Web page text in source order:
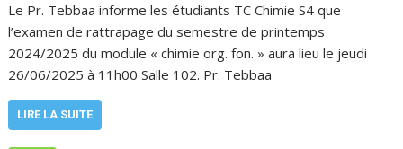
Le Pr. Tebbaa informe les étudiants TC Chimie S4 que
l’examen de rattrapage du semestre de printemps
2024/2025 du module « chimie org. fon. » aura lieu le jeudi
26/06/2025 à 11h00 Salle 102. Pr. Tebbaa
LIRE LA SUITE